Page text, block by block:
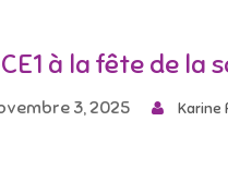
à la fête de la
3, 2025 Karine